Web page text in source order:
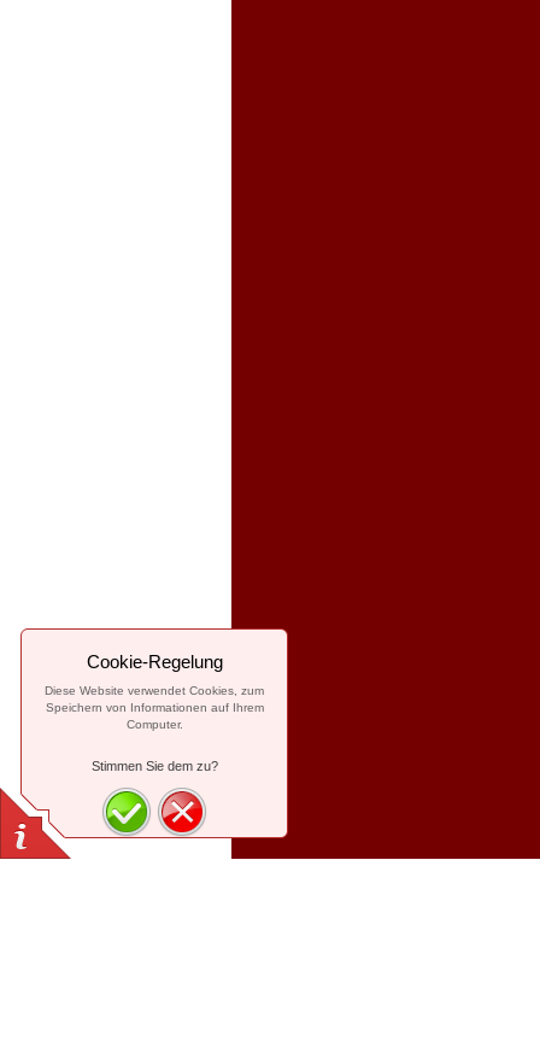
Cookie-Regelung
Diese Website verwendet Cookies, zum
Speichern von Informationen auf Ihrem
Computer.
Stimmen Sie dem zu?